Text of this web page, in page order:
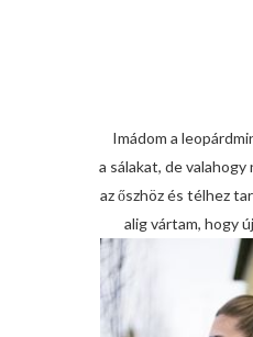
Imádom a
a sálakat, de valahogy
az őszhöz és télhez
alig vártam, hogy